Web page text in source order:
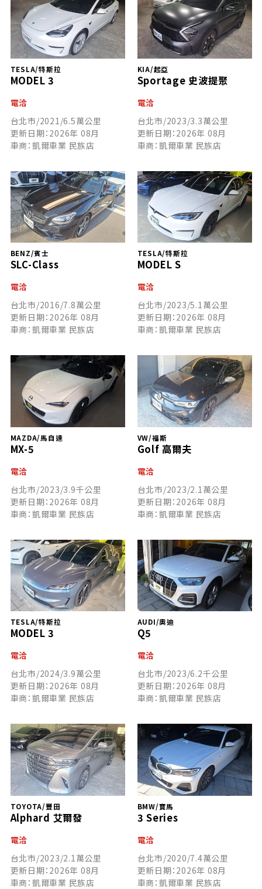
TESLA/特斯拉
MODEL 3
電洽
台北市/2021/6.5萬公里
更新日期：2026年 08月
車商：凱爾車業 民族店
KIA/起亞
Sportage 史波提聚
電洽
台北市/2023/3.3萬公里
更新日期：2026年 08月
車商：凱爾車業 民族店
BENZ/賓士
SLC-Class
電洽
台北市/2016/7.8萬公里
更新日期：2026年 08月
車商：凱爾車業 民族店
TESLA/特斯拉
MODEL S
電洽
台北市/2023/5.1萬公里
更新日期：2026年 08月
車商：凱爾車業 民族店
MAZDA/馬自達
MX-5
電洽
台北市/2023/3.9千公里
更新日期：2026年 08月
車商：凱爾車業 民族店
VW/福斯
Golf 高爾夫
電洽
台北市/2023/2.1萬公里
更新日期：2026年 08月
車商：凱爾車業 民族店
TESLA/特斯拉
MODEL 3
電洽
台北市/2024/3.9萬公里
更新日期：2026年 08月
車商：凱爾車業 民族店
AUDI/奧迪
Q5
電洽
台北市/2023/6.2千公里
更新日期：2026年 08月
車商：凱爾車業 民族店
TOYOTA/豐田
Alphard 艾爾發
電洽
台北市/2023/2.1萬公里
更新日期：2026年 08月
車商：凱爾車業 民族店
BMW/寶馬
3 Series
電洽
台北市/2020/7.4萬公里
更新日期：2026年 08月
車商：凱爾車業 民族店